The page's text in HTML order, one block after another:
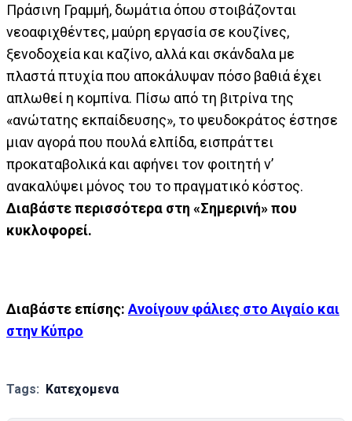
Πράσινη Γραμμή, δωμάτια όπου στοιβάζονται
νεοαφιχθέντες, μαύρη εργασία σε κουζίνες,
ξενοδοχεία και καζίνο, αλλά και σκάνδαλα με
πλαστά πτυχία που αποκάλυψαν πόσο βαθιά έχει
απλωθεί η κομπίνα. Πίσω από τη βιτρίνα της
«ανώτατης εκπαίδευσης», το ψευδοκράτος έστησε
μιαν αγορά που πουλά ελπίδα, εισπράττει
προκαταβολικά και αφήνει τον φοιτητή ν’
ανακαλύψει μόνος του το πραγματικό κόστος.
Διαβάστε περισσότερα στη «Σημερινή» που
κυκλοφορεί.
Διαβάστε επίσης: Ανοίγουν φάλιες στο Αιγαίο και
στην Κύπρο
Tags: Κατεχομενα